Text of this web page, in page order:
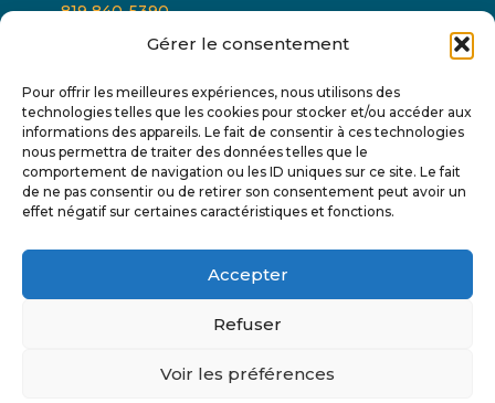
Gérer le consentement
Pour offrir les meilleures expériences, nous utilisons des
technologies telles que les cookies pour stocker et/ou accéder aux
informations des appareils. Le fait de consentir à ces technologies
nous permettra de traiter des données telles que le
comportement de navigation ou les ID uniques sur ce site. Le fait
de ne pas consentir ou de retirer son consentement peut avoir un
effet négatif sur certaines caractéristiques et fonctions.
Accepter
Refuser
Voir les préférences
819 840-5390
Abonnez-vous à notre infolettre et suivez-nous sur
les réseaux sociaux pour tout connaître de l'actualité
de AFC Gouin.